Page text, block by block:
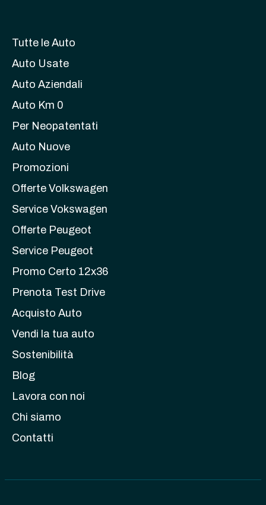
Tutte le Auto
Auto Usate
Auto Aziendali
Auto Km 0
Per Neopatentati
Auto Nuove
Promozioni
Offerte Volkswagen
Service Vokswagen
Offerte Peugeot
Service Peugeot
Promo Certo 12x36
Prenota Test Drive
Acquisto Auto
Vendi la tua auto
Sostenibilità
Blog
Lavora con noi
Chi siamo
Contatti